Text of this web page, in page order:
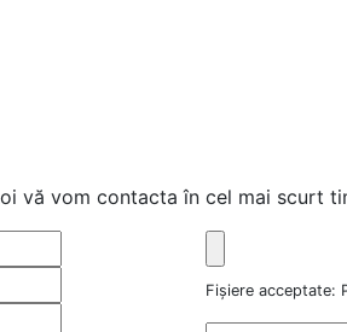
vă vom contacta în cel mai scurt
Fișiere acceptate: